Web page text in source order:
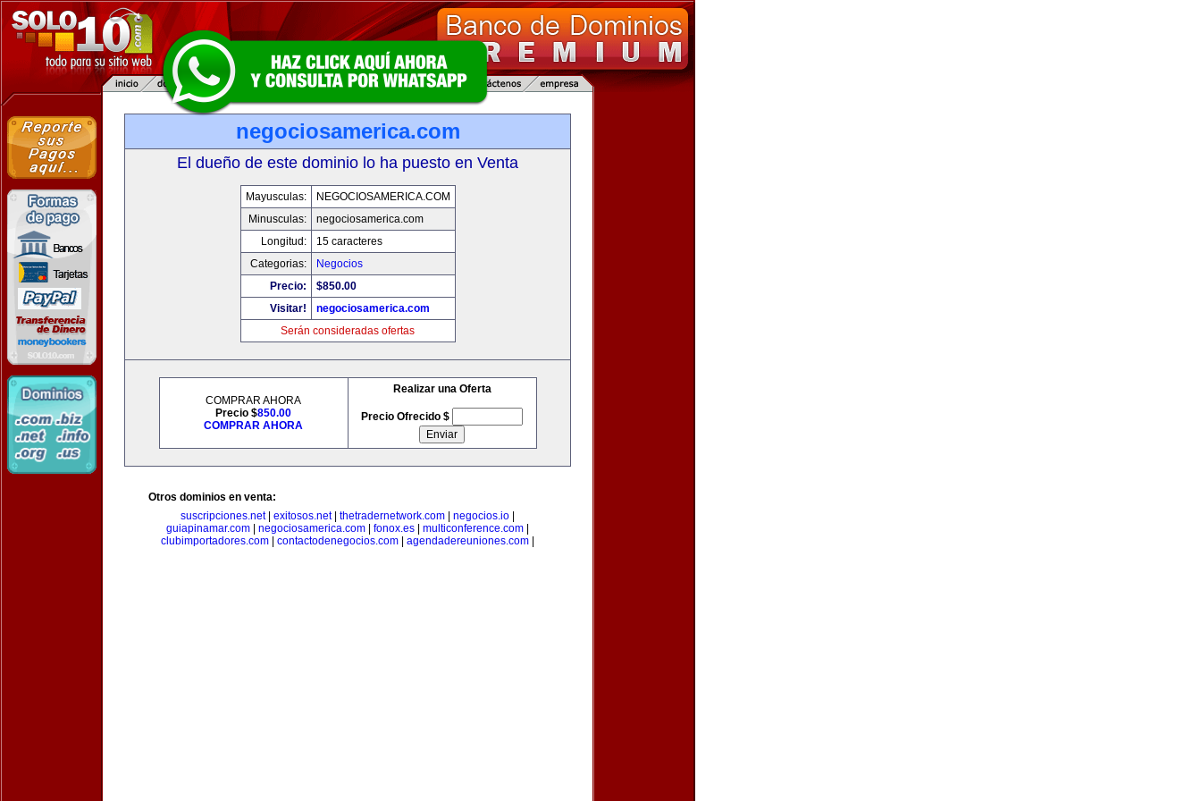
negociosamerica.com
El dueño de este dominio lo ha puesto en Venta
Mayusculas:
NEGOCIOSAMERICA.COM
Minusculas:
negociosamerica.com
Longitud:
15 caracteres
Categorias:
Negocios
Precio:
$850.00
Visitar!
negociosamerica.com
Serán consideradas ofertas
COMPRAR AHORA
Precio $850.00
COMPRAR AHORA
Realizar una Oferta
Precio Ofrecido $
Otros dominios en venta:
suscripciones.net| exitosos.net| thetradernetwork.com negocios.io
guiapinamar.com
negociosamerica.com fonox.es multiconference.com
clubimportadores.com
contactodenegocios.com agendadereuniones.com